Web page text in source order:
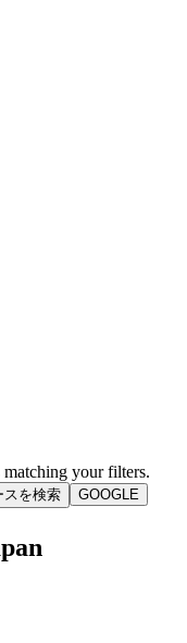
your filters.
スを検索 GOOGLE